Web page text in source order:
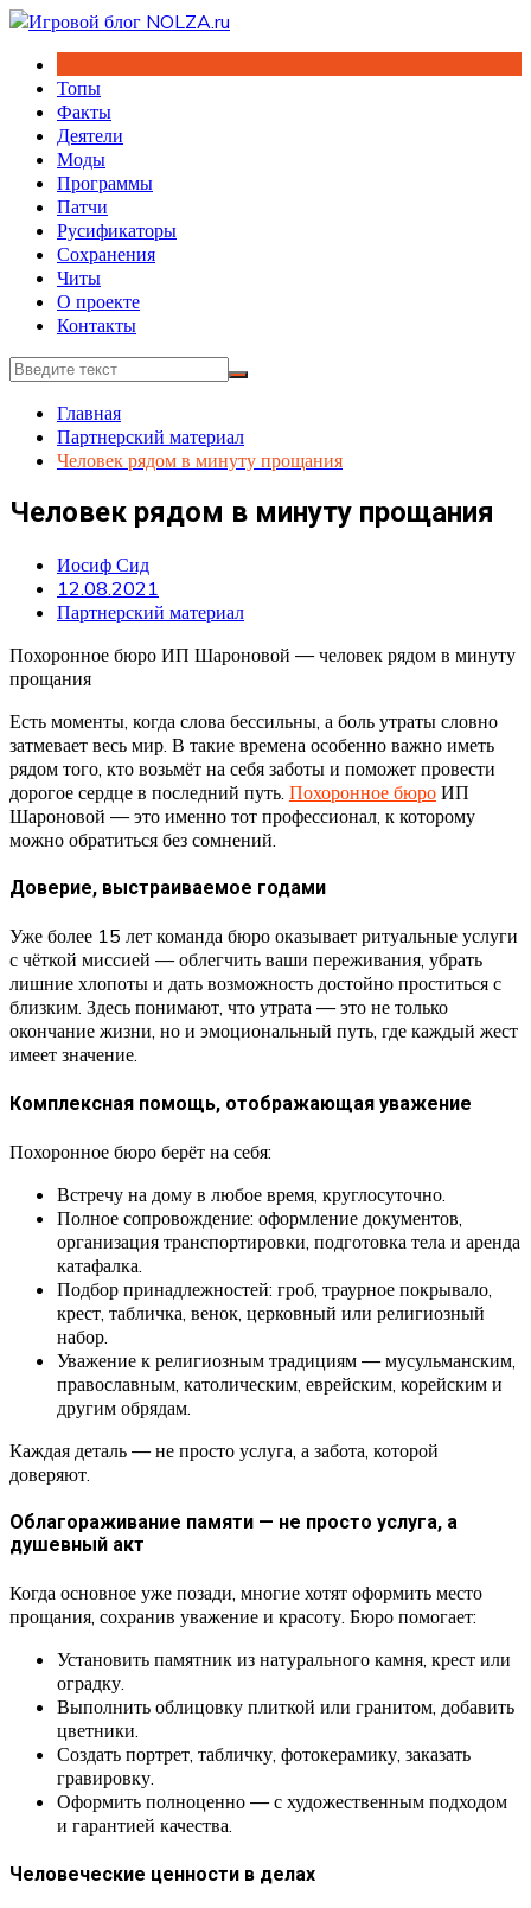
Перейти
содержимому
Топы
Факты
Деятели
Моды
Программы
Патчи
Русификаторы
Сохранения
Читы
О проекте
Контакты
Главная
Партнерский материал
Человек рядом в минуту прощания
Человек рядом в минуту прощания
Иосиф Сид
12.08.2021
Партнерский материал
Похоронное бюро ИП Шароновой — человек рядом в минуту
прощания
Есть моменты, когда слова бессильны, а боль утраты словно
затмевает весь мир. В такие времена особенно важно иметь
рядом того, кто возьмёт на себя заботы и поможет провести
дорогое сердце в последний путь. Похоронное бюро ИП
Шароновой — это именно тот профессионал, к которому
можно обратиться без сомнений.
Доверие, выстраиваемое годами
Уже более 15 лет команда бюро оказывает ритуальные услуги
с чёткой миссией — облегчить ваши переживания, убрать
лишние хлопоты и дать возможность достойно проститься с
близким. Здесь понимают, что утрата — это не только
окончание жизни, но и эмоциональный путь, где каждый жест
имеет значение.
Комплексная помощь, отображающая уважение
Похоронное бюро берёт на себя:
Встречу на дому в любое время, круглосуточно.
Полное сопровождение: оформление документов,
организация транспортировки, подготовка тела и аренда
катафалка.
Подбор принадлежностей: гроб, траурное покрывало,
крест, табличка, венок, церковный или религиозный
набор.
Уважение к религиозным традициям — мусульманским,
православным, католическим, еврейским, корейским и
другим обрядам.
Каждая деталь — не просто услуга, а забота, которой
доверяют.
Облагораживание памяти — не просто услуга, а
душевный акт
Когда основное уже позади, многие хотят оформить место
прощания, сохранив уважение и красоту. Бюро помогает:
Установить памятник из натурального камня, крест или
оградку.
Выполнить облицовку плиткой или гранитом, добавить
цветники.
Создать портрет, табличку, фотокерамику, заказать
гравировку.
Оформить полноценно — с художественным подходом
и гарантией качества.
Человеческие ценности в делах